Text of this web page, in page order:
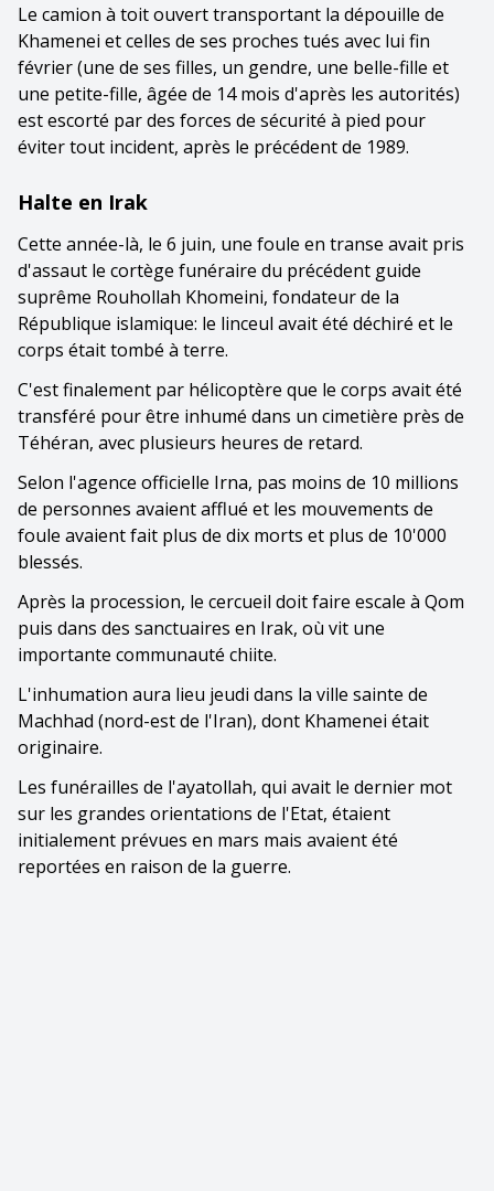
Le camion à toit ouvert transportant la dépouille de
Khamenei et celles de ses proches tués avec lui fin
février (une de ses filles, un gendre, une belle-fille et
une petite-fille, âgée de 14 mois d'après les autorités)
est escorté par des forces de sécurité à pied pour
éviter tout incident, après le précédent de 1989.
Halte en Irak
Cette année-là, le 6 juin, une foule en transe avait pris
d'assaut le cortège funéraire du précédent guide
suprême Rouhollah Khomeini, fondateur de la
République islamique: le linceul avait été déchiré et le
corps était tombé à terre.
C'est finalement par hélicoptère que le corps avait été
transféré pour être inhumé dans un cimetière près de
Téhéran, avec plusieurs heures de retard.
Selon l'agence officielle Irna, pas moins de 10 millions
de personnes avaient afflué et les mouvements de
foule avaient fait plus de dix morts et plus de 10'000
blessés.
Après la procession, le cercueil doit faire escale à Qom
puis dans des sanctuaires en Irak, où vit une
importante communauté chiite.
L'inhumation aura lieu jeudi dans la ville sainte de
Machhad (nord-est de l'Iran), dont Khamenei était
originaire.
Les funérailles de l'ayatollah, qui avait le dernier mot
sur les grandes orientations de l'Etat, étaient
initialement prévues en mars mais avaient été
reportées en raison de la guerre.